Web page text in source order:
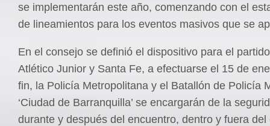
se implementarán este año, comenzando con el
de lineamientos para los eventos masivos que se
En el consejo se definió el dispositivo para el
Atlético Junior y Santa Fe, a efectuarse el 15 de
fin, la Policía Metropolitana y el Batallón de Policía
‘Ciudad de Barranquilla’ se encargarán de la
durante y después del encuentro, dentro y fuera del